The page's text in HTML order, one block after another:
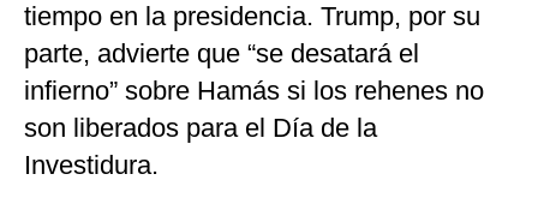
tiempo en la presidencia. Trump, por su
parte, advierte que “se desatará el
infierno” sobre Hamás si los rehenes no
son liberados para el Día de la
Investidura.